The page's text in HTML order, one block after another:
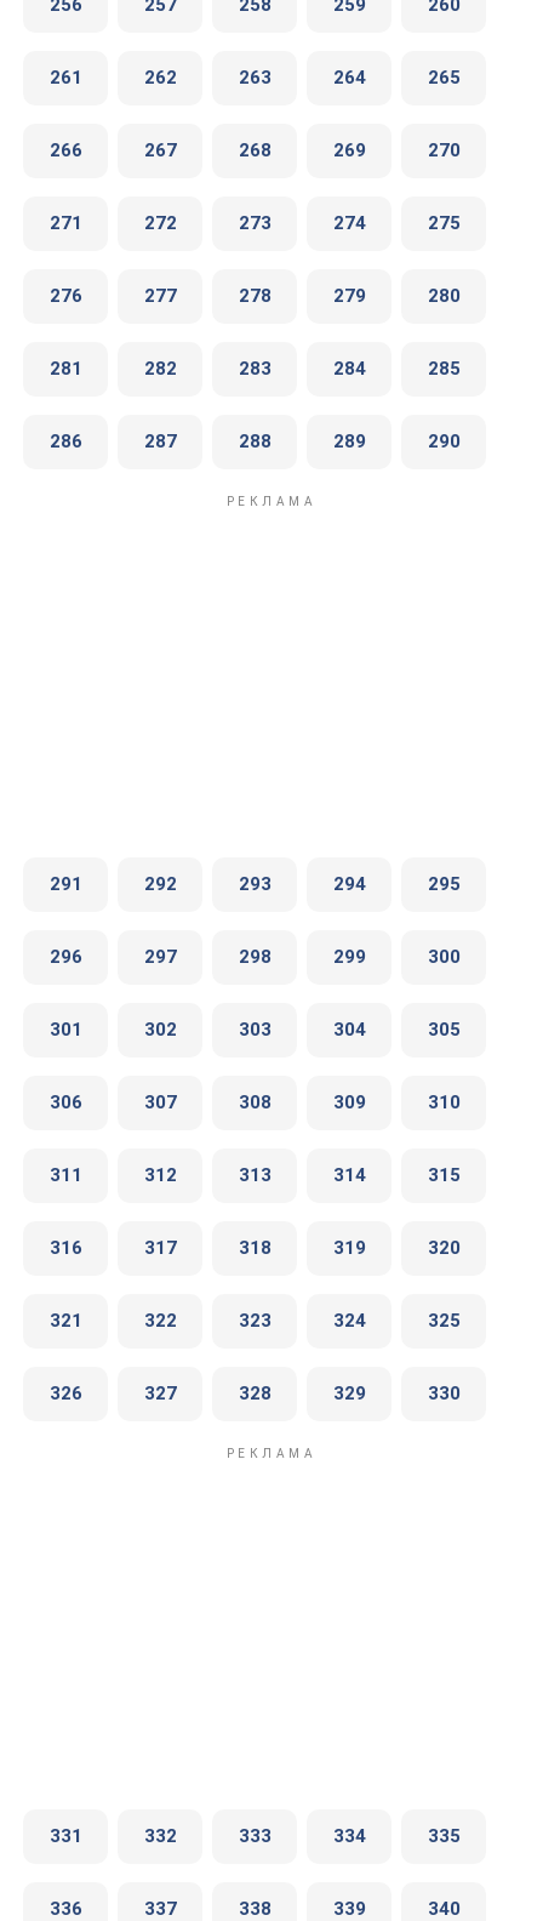
256 257 258 259 260
261 262 263 264 265
266 267 268 269 270
271 272 273 274 275
276 277 278 279 280
281 282 283 284 285
286 287 288 289 290
291 292 293 294 295
296 297 298 299 300
301 302 303 304 305
306 307 308 309 310
311 312 313 314 315
316 317 318 319 320
321 322 323 324 325
326 327 328 329 330
331 332 333 334 335
336 337 338 339 340